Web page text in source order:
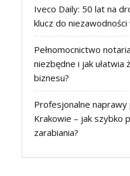
Iveco Daily: 50 lat na
klucz do
Pełnomocnictwo
niezbędne i jak
biznesu?
Profesjonalne
Krakowie – jak szybko
zarabiania?